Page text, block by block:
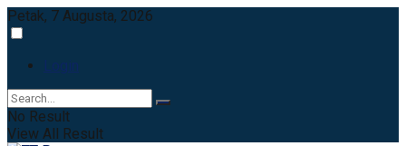
Petak, 7 Augusta, 2026
Login
No Result
View All Result